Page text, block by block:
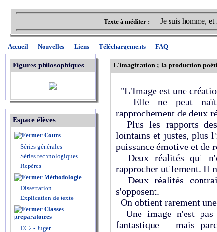
Texte à méditer : Je suis homme,
Accueil Nouvelles Liens Téléchargements FAQ
Figures philosophiques
Espace élèves
Cours
Séries générales
Séries technologiques
Repères
Méthodologie
Dissertation
Explication de texte
Classes
préparatoires
EC2 - Juger
L'imagination ; la production
"L'Image est une
Elle ne peut
rapprochement de deux
Plus les rapports des
lointains et justes, plus
puissance émotive et de
Deux réalités qui
rapprocher utilement. Il
Deux réalités
s'opposent.
On obtient rarement
Une image n'est pas
fantastique – mais